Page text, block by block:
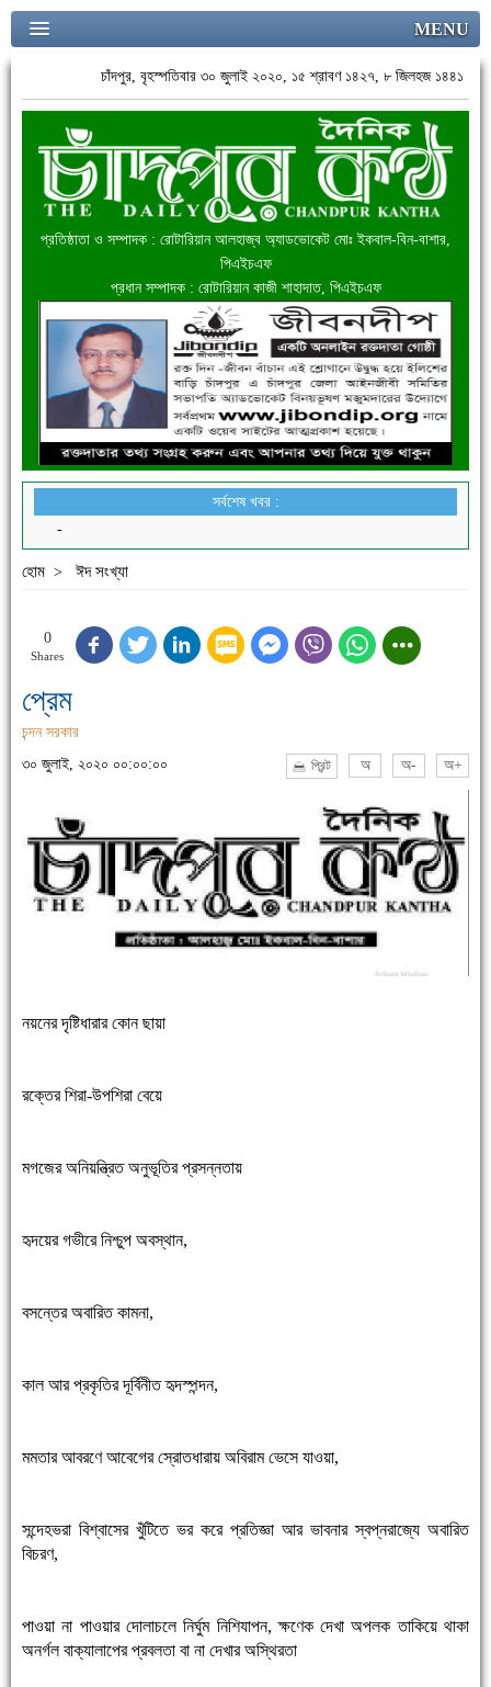
MENU
চাঁদপুর, বৃহস্পতিবার ৩০ জুলাই ২০২০, ১৫ শ্রাবণ ১৪২৭, ৮ জিলহজ ১৪৪১
প্রতিষ্ঠাতা ও সম্পাদক : রোটারিয়ান আলহাজ্ব অ্যাডভোকেট মোঃ ইকবাল-বিন-বাশার,
পিএইচএফ
প্রধান সম্পাদক : রোটারিয়ান কাজী শাহাদাত, পিএইচএফ
সর্বশেষ খবর :
হোম > ঈদ সংখ্যা
0
Shares
প্রেম
চন্দন সরকার
৩০ জুলাই, ২০২০ ০০:০০:০০
প্রিন্ট অ অ- অ+
নয়নের দৃষ্টিধারার কোন ছায়া
রক্তের শিরা-উপশিরা বেয়ে
মগজের অনিয়ন্ত্রিত অনুভূতির প্রসন্নতায়
হৃদয়ের গভীরে নিশ্চুপ অবস্থান,
বসন্তের অবারিত কামনা,
কাল আর প্রকৃতির দূর্বিনীত হৃদস্পন্দন,
মমতার আবরণে আবেগের স্রোতধারায় অবিরাম ভেসে যাওয়া,
সন্দেহভরা বিশ্বাসের খুঁটিতে ভর করে প্রতিজ্ঞা আর ভাবনার স্বপ্নরাজ্যে অবারিত
বিচরণ,
পাওয়া না পাওয়ার দোলাচলে নির্ঘুম নিশিযাপন, ক্ষণেক দেখা অপলক তাকিয়ে থাকা
অনর্গল বাক্যালাপের প্রবলতা বা না দেখার অস্থিরতা